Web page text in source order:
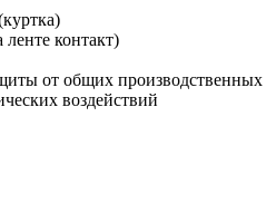
контакт)
от общих производственных
воздействий